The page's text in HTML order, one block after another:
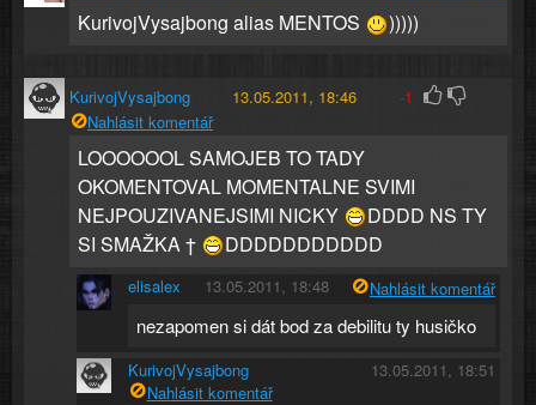
KurivojVysajbong alias MENTOS )))))
KurivojVysajbong 13.05.2011, 18:46
-1
Nahlásit komentář
LOOOOOOL SAMOJEB TO TADY
OKOMENTOVAL MOMENTALNE SVIMI
NEJPOUZIVANEJSIMI NICKY
DDDD NS TY
SI SMAŽKA †
DDDDDDDDDDD
elisalex 13.05.2011, 18:48 Nahlásit komentář
nezapomen si dát bod za debilitu ty husičko
KurivojVysajbong
13.05.2011, 18:51
Nahlásit komentář